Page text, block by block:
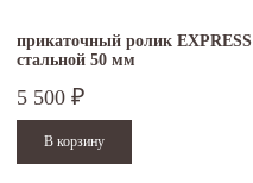
прикаточный ролик EXPRESS
стальной 50 мм
5 500 ₽